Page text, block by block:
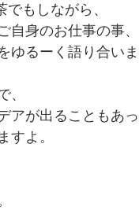
もしながら、
身のお仕事の事、
ゆるーく語り合いま
アが出ることもあっ
よ。